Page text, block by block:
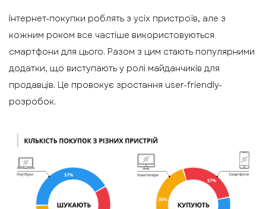
Інтернет-покупки роблять з усіх пристроїв, але з
кожним роком все частіше використовуються
смартфони для цього. Разом з цим стають популярними
додатки, що виступають у ролі майданчиків для
продавців. Це провокує зростання user-friendly-
розробок.